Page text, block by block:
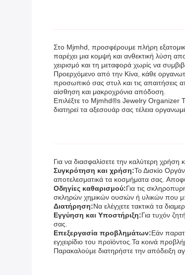
Στο Mjmhd, προσφέρουμε πλήρη
παρέχει μια κομψή και ανθεκτική λύση
χειρισμό και τη μεταφορά χωρίς να
Προερχόμενο από την Κίνα, κάθε
προσωπικό σας στυλ και τις απαιτήσεις
αίσθηση και μακροχρόνια απόδοση.
Επιλέξτε το Mjmhd®s Jewelry Organizer
διατηρεί τα αξεσουάρ σας τέλεια
Για να διασφαλίσετε την καλύτερη
Συγκρότηση και χρήση:Το Δισκίο
αποτελεσματικά τα κοσμήματα σας.
Οδηγίες καθαρισμού:Για τις
σκληρών χημικών ουσιών ή υλικών που
Διατήρηση:Να ελέγχετε τακτικά τα
Εγγύηση και Υποστήριξη:Για τυχόν
σας.
Επεξεργασία προβλημάτων:Εάν
εγχειρίδιο του προϊόντος.Τα κοινά
Παρακαλούμε διατηρήστε την απόδειξη